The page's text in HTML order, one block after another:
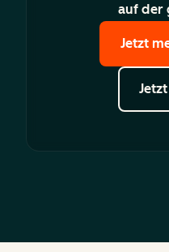
auf der
Jetzt